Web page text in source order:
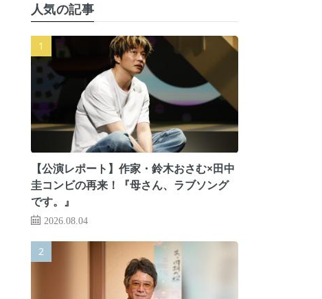
人気の記事
【公演レポート】作家・鈴木おさむ×田中
圭コンビの再来！『母さん、ラブソング
です。』
2026.08.04